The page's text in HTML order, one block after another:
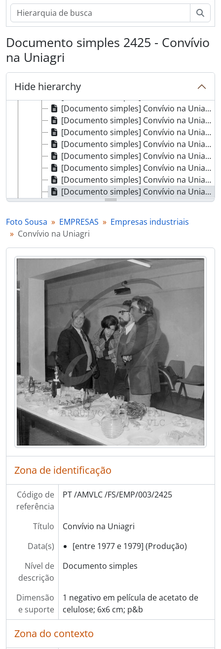
Documento simples 2425 - Convívio
na Uniagri
Hide hierarchy
[Documento simples] Convívio na Uniagri
[Documento simples] Convívio na Uniagri
[Documento simples] Convívio na Uniagri
[Documento simples] Convívio na Uniagri
[Documento simples] Convívio na Uniagri
[Documento simples] Convívio na Uniagri
[Documento simples] Convívio na Uniagri
[Documento simples] Convívio na Uniagri
[Documento simples] Convívio na Uniagri
[Documento simples] Convívio na Uniagri
[Documento simples] Convívio na Uniagri
[Documento simples] Convívio na Uniagri
[Documento simples] Convívio na Uniagri
[Documento simples] Convívio na Uniagri
[Documento simples] Convívio na Uniagri
[Documento simples] Convívio na Uniagri
[Documento simples] Convívio na Uniagri
[Documento simples] Convívio na Uniagri
[Documento simples] Convívio na Uniagri
[Documento simples] Convívio na Uniagri
[Documento simples] Convívio na Uniagri
[Documento simples] Convívio na Uniagri
[Documento simples] Retrato de grupo de funcionários e patrões da empresa Martins & Rebello
[Documento simples] Quadro elétrico
[Documento simples] Uniagri
[Documento simples] Equipamento industrial
[Documento simples] Equipamento industrial
[Documento simples] Equipamento industrial
[Documento simples] Equipamento industrial
[Documento simples] Lacto Lusa, Lda: cuba mecânica
[Documento simples] Peça metálica
[Documento simples] Peça metálica
[Documento simples] Peça metálica
[Documento simples] Peça metálica
[Documento simples] Peça metálica
[Documento simples] Fechadura de segredo
[Documento simples] Mindol
[Documento simples] Mindol
[Documento simples] Mindol
[Documento simples] Mindol
[Documento simples] Mindol
[Documento simples] Mindol
[Documento simples] Mindol
[Documento simples] Martins & Rebello
[Documento simples] Martins & Rebello
[Documento simples] Martins & Rebello
Foto Sousa EMPRESAS
Empresas industriais
Convívio na Uniagri
Zona de identificação
Código de
referência
PT /AMVLC /FS/EMP/003/2425
Título
Convívio na Uniagri
Data(s)
[entre 1977 e 1979] (Produção)
Nível de
descrição
Documento simples
Dimensão
e suporte
1 negativo em película de acetato de
celulose; 6x6 cm; p&b
Zona do contexto